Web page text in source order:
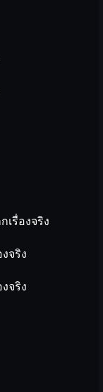
เรื่องจริง
จริง
จริง